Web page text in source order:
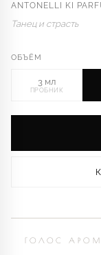
ANTONELLI KI
Танец и страсть
ОБЪЁМ
3 мл
ПРОБНИК
ГОЛОС